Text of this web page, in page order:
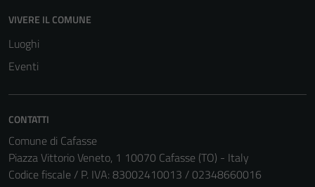
VIVERE IL COMUNE
Luoghi
Eventi
CONTATTI
Comune di Cafasse
Piazza Vittorio Veneto, 1 10070 Cafasse (TO) - Italy
Codice fiscale / P. IVA: 83002410013 / 02348660016
sono necessari
per il